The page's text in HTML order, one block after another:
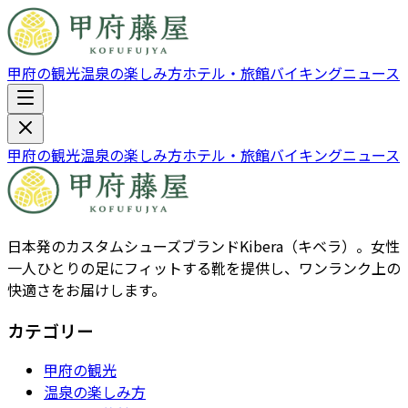
甲府の観光温泉の楽しみ方ホテル・旅館バイキングニュース
甲府の観光温泉の楽しみ方ホテル・旅館バイキングニュース
日本発のカスタムシューズブランドKibera（キベラ）。女性
一人ひとりの足にフィットする靴を提供し、ワンランク上の
快適さをお届けします。
カテゴリー
甲府の観光
温泉の楽しみ方